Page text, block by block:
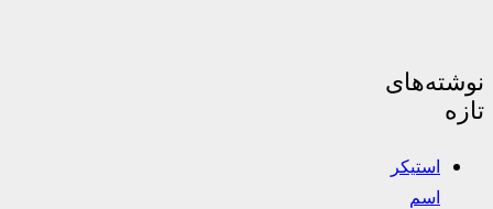
نوشته‌های
تازه
استیکر
اسم